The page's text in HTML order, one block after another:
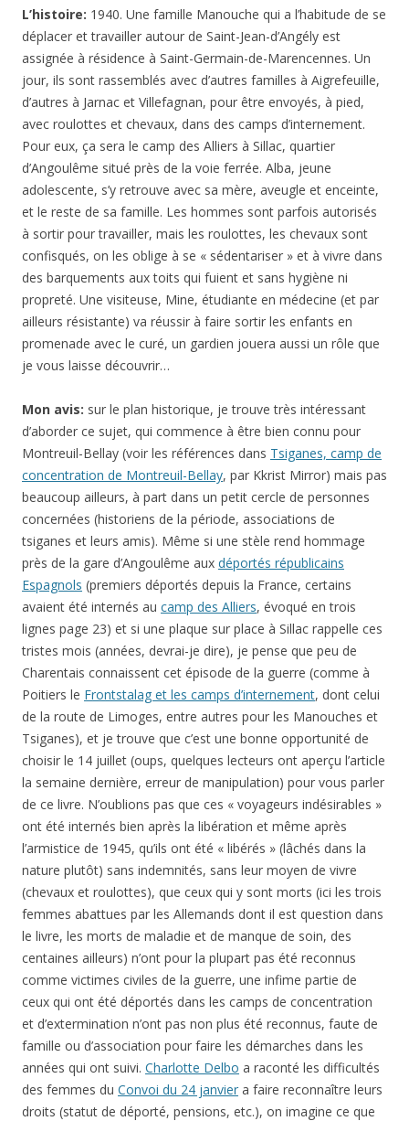
L’histoire: 1940. Une famille Manouche qui a l’habitude de se
déplacer et travailler autour de Saint-Jean-d’Angély est
assignée à résidence à Saint-Germain-de-Marencennes. Un
jour, ils sont rassemblés avec d’autres familles à Aigrefeuille,
d’autres à Jarnac et Villefagnan, pour être envoyés, à pied,
avec roulottes et chevaux, dans des camps d’internement.
Pour eux, ça sera le camp des Alliers à Sillac, quartier
d’Angoulême situé près de la voie ferrée. Alba, jeune
adolescente, s’y retrouve avec sa mère, aveugle et enceinte,
et le reste de sa famille. Les hommes sont parfois autorisés
à sortir pour travailler, mais les roulottes, les chevaux sont
confisqués, on les oblige à se « sédentariser » et à vivre dans
des barquements aux toits qui fuient et sans hygiène ni
propreté. Une visiteuse, Mine, étudiante en médecine (et par
ailleurs résistante) va réussir à faire sortir les enfants en
promenade avec le curé, un gardien jouera aussi un rôle que
je vous laisse découvrir…
Mon avis: sur le plan historique, je trouve très intéressant
d’aborder ce sujet, qui commence à être bien connu pour
Montreuil-Bellay (voir les références dans Tsiganes, camp de
concentration de Montreuil-Bellay, par Kkrist Mirror) mais pas
beaucoup ailleurs, à part dans un petit cercle de personnes
concernées (historiens de la période, associations de
tsiganes et leurs amis). Même si une stèle rend hommage
près de la gare d’Angoulême aux déportés républicains
Espagnols (premiers déportés depuis la France, certains
avaient été internés au camp des Alliers, évoqué en trois
lignes page 23) et si une plaque sur place à Sillac rappelle ces
tristes mois (années, devrai-je dire), je pense que peu de
Charentais connaissent cet épisode de la guerre (comme à
Poitiers le Frontstalag et les camps d’internement, dont celui
de la route de Limoges, entre autres pour les Manouches et
Tsiganes), et je trouve que c’est une bonne opportunité de
choisir le 14 juillet (oups, quelques lecteurs ont aperçu l’article
la semaine dernière, erreur de manipulation) pour vous parler
de ce livre. N’oublions pas que ces « voyageurs indésirables »
ont été internés bien après la libération et même après
l’armistice de 1945, qu’ils ont été « libérés » (lâchés dans la
nature plutôt) sans indemnités, sans leur moyen de vivre
(chevaux et roulottes), que ceux qui y sont morts (ici les trois
femmes abattues par les Allemands dont il est question dans
le livre, les morts de maladie et de manque de soin, des
centaines ailleurs) n’ont pour la plupart pas été reconnus
comme victimes civiles de la guerre, une infime partie de
ceux qui ont été déportés dans les camps de concentration
et d’extermination n’ont pas non plus été reconnus, faute de
famille ou d’association pour faire les démarches dans les
années qui ont suivi. Charlotte Delbo a raconté les difficultés
des femmes du Convoi du 24 janvier a faire reconnaître leurs
droits (statut de déporté, pensions, etc.), on imagine ce que